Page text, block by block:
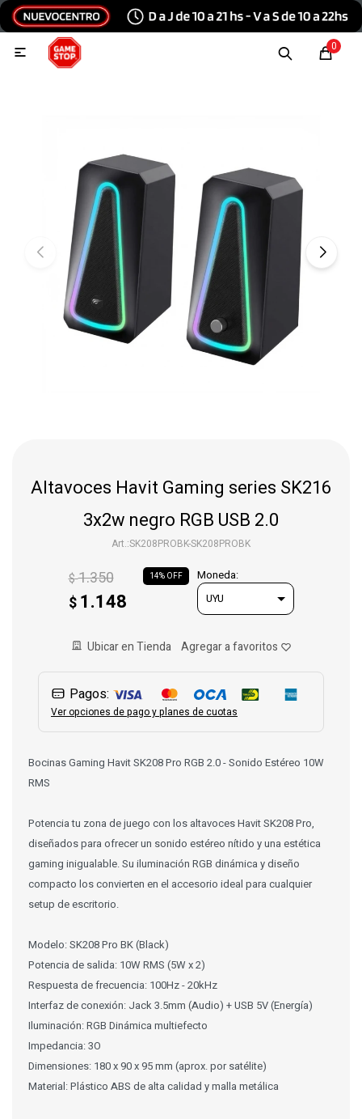
0

Altavoces Havit Gaming series SK216
3x2w negro RGB USB 2.0
SK208PROBK-SK208PROBK
$ 1.148
$1.350 14 Moneda:
Ubicar en Tienda
Pagos:
Ver opciones de pago y planes de cuotas
Bocinas Gaming Havit SK208 Pro RGB 2.0 - Sonido Estéreo 10W
RMS
Potencia tu zona de juego con los altavoces Havit SK208 Pro,
diseñados para ofrecer un sonido estéreo nítido y una estética
gaming inigualable. Su iluminación RGB dinámica y diseño
compacto los convierten en el accesorio ideal para cualquier
setup de escritorio.
Modelo: SK208 Pro BK (Black)
Potencia de salida: 10W RMS (5W x 2)
Respuesta de frecuencia: 100Hz - 20kHz
Interfaz de conexión: Jack 3.5mm (Audio) + USB 5V (Energía)
Iluminación: RGB Dinámica multiefecto
Impedancia: 3O
Dimensiones: 180 x 90 x 95 mm (aprox. por satélite)
Material: Plástico ABS de alta calidad y malla metálica
Tecnología e Informática
Audio y video
Conexiones
Consolas y videojuegos
Juguetes